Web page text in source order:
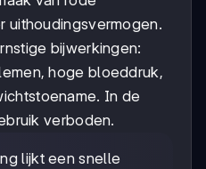
bijwerkingen:
hoge bloeddruk,
In de
verboden.
lijkt een snelle